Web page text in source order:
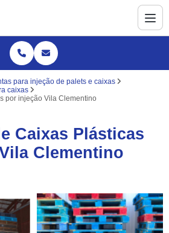
para injeção de palets e caixas
caixas
por injeção Vila Clementino
Caixas Plásticas
Clementino